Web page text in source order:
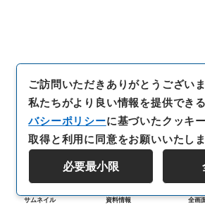
サムネイル 資料情報 全画
ご訪問いただきありがとうございま
私たちがより良い情報を提供できる
バシーポリシーに基づいたクッキ
取得と利用に同意をお願いいたしま
必要最小限